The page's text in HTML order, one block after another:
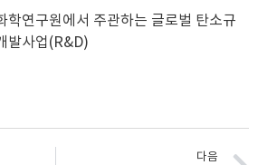
학연구원에서 주관하는 글로벌 탄소규
발사업(R&D)
다음